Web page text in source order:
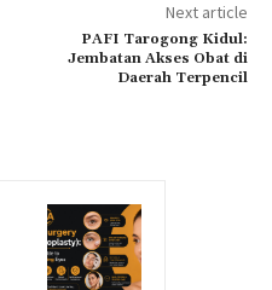
Next article
PAFI Tarogong Kidul:
Jembatan Akses Obat di
Daerah Terpencil